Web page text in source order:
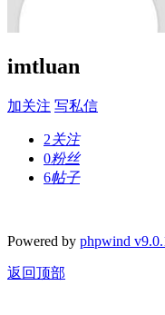
imtluan
加关注 写私信
2关注
0粉丝
6帖子
Powered by phpwind
返回顶部